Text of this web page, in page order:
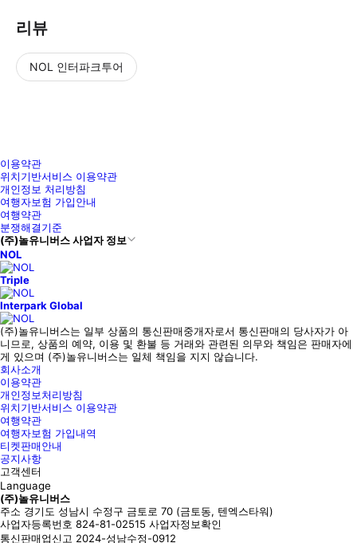
리뷰
NOL 인터파크투어
리뷰
입니
다.
별
점
높
은
순
사
상
은
순
상
이용약관
위치기반서비스 이용약관
개인정보 처리방침
여행자보험 가입안내
여행약관
분쟁해결기준
(주)놀유니버스 사업자 정보
NOL
Triple
Interpark Global
(주)놀유니버스는 일부 상품의 통신판매중개자로서 통신판매의 당사자가 아
니므로, 상품의 예약, 이용 및 환불 등 거래와 관련된 의무와 책임은 판매자에
게 있으며 (주)놀유니버스는 일체 책임을 지지 않습니다.
회사소개
이용약관
개인정보처리방침
위치기반서비스 이용약관
여행약관
여행자보험 가입내역
티켓판매안내
공지사항
고객센터
Language
(주)놀유니버스
주소 경기도 성남시 수정구 금토로 70 (금토동, 텐엑스타워)
사업자등록번호 824-81-02515 사업자정보확인
통신판매업신고 2024-성남수정-0912